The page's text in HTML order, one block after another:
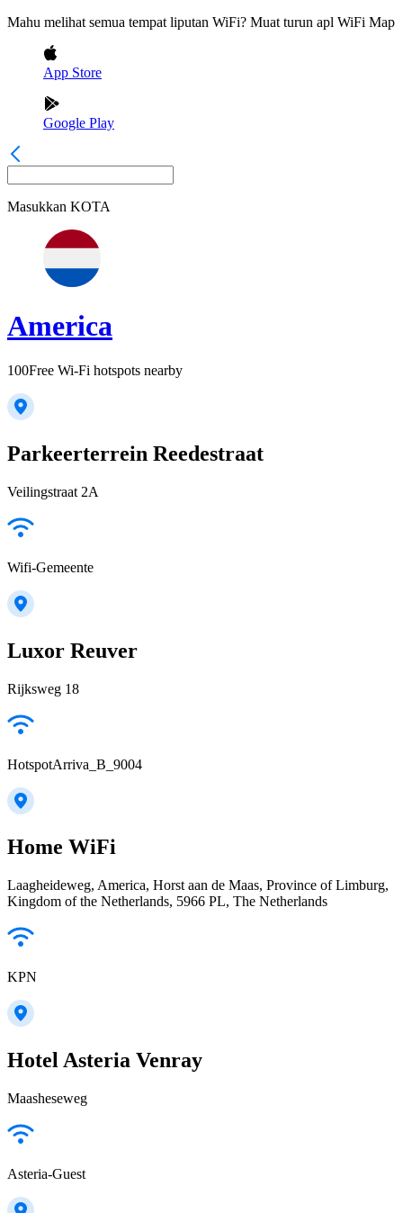
Mahu melihat semua tempat liputan WiFi? Muat turun apl WiFi Map
App Store
Google Play
Masukkan KOTA
America
100Free Wi-Fi hotspots nearby
Parkeerterrein Reedestraat
Veilingstraat 2A
Wifi-Gemeente
Luxor Reuver
Rijksweg 18
HotspotArriva_B_9004
Home WiFi
Laagheideweg, America, Horst aan de Maas, Province of Limburg,
Kingdom of the Netherlands, 5966 PL, The Netherlands
KPN
Hotel Asteria Venray
Maasheseweg
Asteria-Guest